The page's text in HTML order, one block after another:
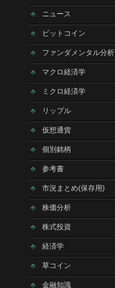
ニュース
ビットコイン
ファンダメンタル分析
マクロ経済学
ミクロ経済学
リップル
仮想通貨
個別銘柄
参考書
市況まとめ(保存用)
株価分析
株式投資
経済学
草コイン
金融知識